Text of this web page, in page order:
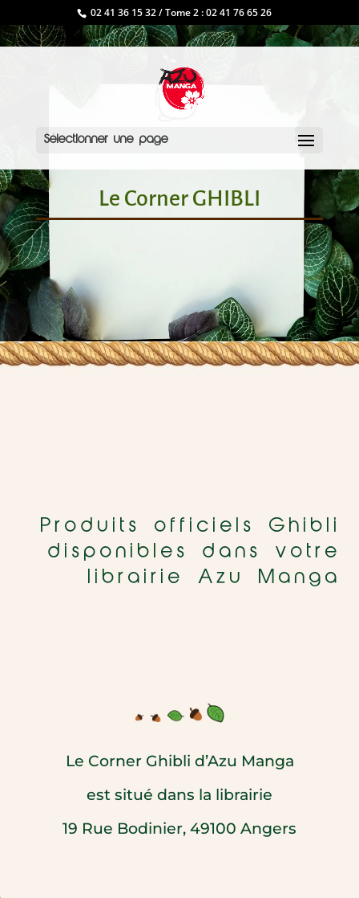
02 41 36 15 32 / Tome 2 : 02 41 76 65 26
Sélectionner une page
Le Corner GHIBLI
Produits officiels Ghibli
disponibles dans votre
librairie Azu Manga
Le Corner Ghibli d’Azu Manga
est situé dans la librairie
19 Rue Bodinier, 49100 Angers